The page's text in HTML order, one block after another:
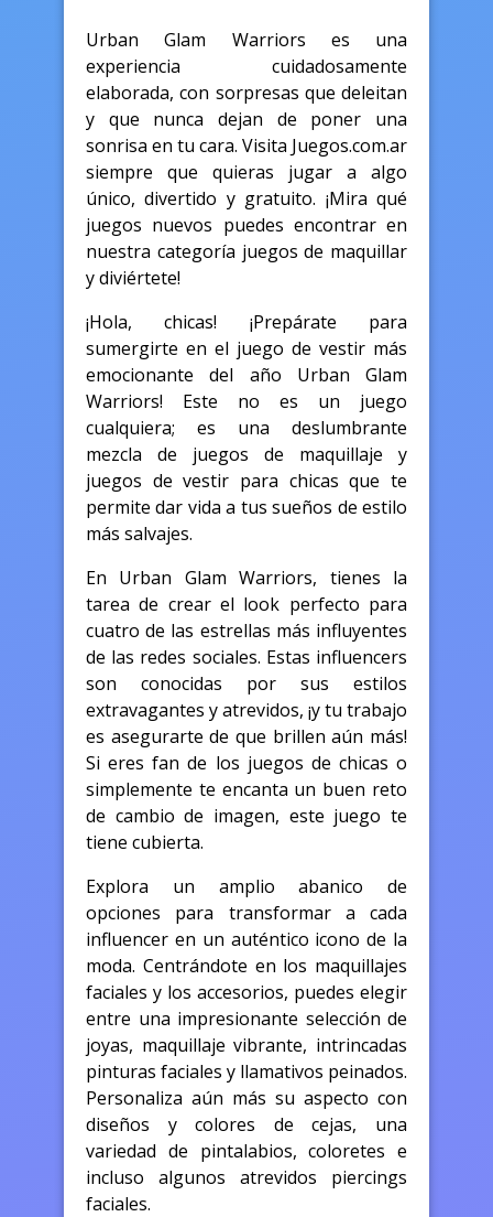
Urban Glam Warriors es una
experiencia cuidadosamente
elaborada, con sorpresas que deleitan
y que nunca dejan de poner una
sonrisa en tu cara. Visita Juegos.com.ar
siempre que quieras jugar a algo
único, divertido y gratuito. ¡Mira qué
juegos nuevos puedes encontrar en
nuestra categoría juegos de maquillar
y diviértete!
¡Hola, chicas! ¡Prepárate para
sumergirte en el juego de vestir más
emocionante del año Urban Glam
Warriors! Este no es un juego
cualquiera; es una deslumbrante
mezcla de juegos de maquillaje y
juegos de vestir para chicas que te
permite dar vida a tus sueños de estilo
más salvajes.
En Urban Glam Warriors, tienes la
tarea de crear el look perfecto para
cuatro de las estrellas más influyentes
de las redes sociales. Estas influencers
son conocidas por sus estilos
extravagantes y atrevidos, ¡y tu trabajo
es asegurarte de que brillen aún más!
Si eres fan de los juegos de chicas o
simplemente te encanta un buen reto
de cambio de imagen, este juego te
tiene cubierta.
Explora un amplio abanico de
opciones para transformar a cada
influencer en un auténtico icono de la
moda. Centrándote en los maquillajes
faciales y los accesorios, puedes elegir
entre una impresionante selección de
joyas, maquillaje vibrante, intrincadas
pinturas faciales y llamativos peinados.
Personaliza aún más su aspecto con
diseños y colores de cejas, una
variedad de pintalabios, coloretes e
incluso algunos atrevidos piercings
faciales.